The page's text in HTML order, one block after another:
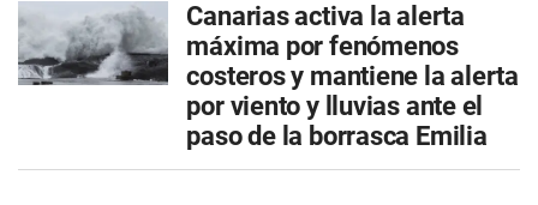
Canarias activa la alerta
máxima por fenómenos
costeros y mantiene la alerta
por viento y lluvias ante el
paso de la borrasca Emilia